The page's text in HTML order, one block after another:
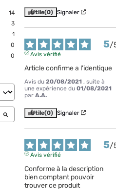
14
3
1
0
0
Utile(0) Signaler
5/
Avis vérifié
Article confirme a l'identique
Avis du 20/08/2021 , suite à
une expérience du 01/08/2021
par A.A.
Utile(0) Signaler
5/
Avis vérifié
Conforme à la description
bien comptant pouvoir
trouver ce produit